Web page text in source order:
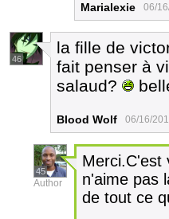
Marialexie 06/
46
la fille de
fait penser à
salaud?
Blood Wolf 06/16/
45
Author
Merci.C'est
n'aime pas
de tout ce